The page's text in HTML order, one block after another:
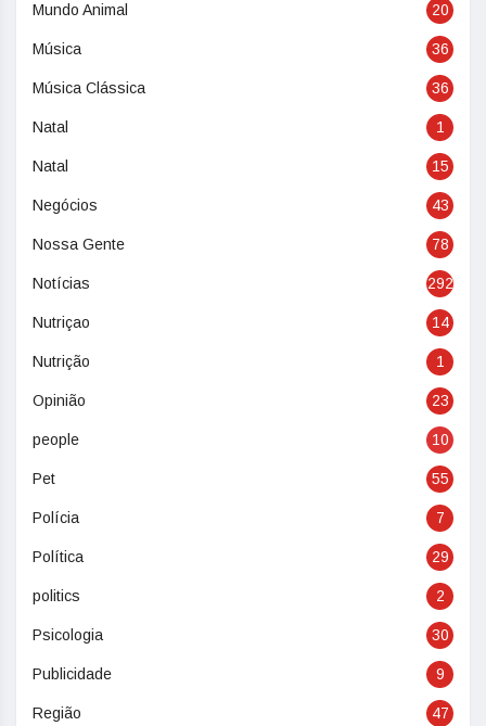
Mundo Animal 20
Música 36
Música Clássica 36
Natal 1
Natal 15
Negócios 43
Nossa Gente 78
Notícias 292
Nutriçao 14
Nutrição 1
Opinião 23
people 10
Pet 55
Polícia 7
Política 29
politics 2
Psicologia 30
Publicidade 9
Região 47